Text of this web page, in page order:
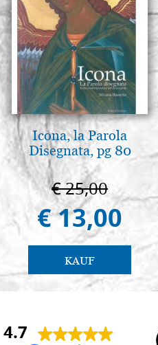
Icona, la Parola
Disegnata, pg 80
€ 25,00
€ 13,00
KAUF
4.7Negri